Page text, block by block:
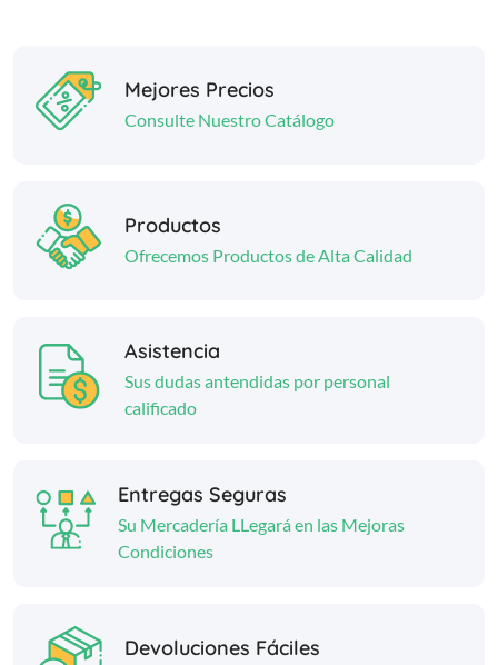
Mejores Precios
Consulte Nuestro Catálogo
Productos
Ofrecemos Productos de Alta Calidad
Asistencia
Sus dudas antendidas por personal
calificado
Entregas Seguras
Su Mercadería LLegará en las Mejoras
Condiciones
Devoluciones Fáciles